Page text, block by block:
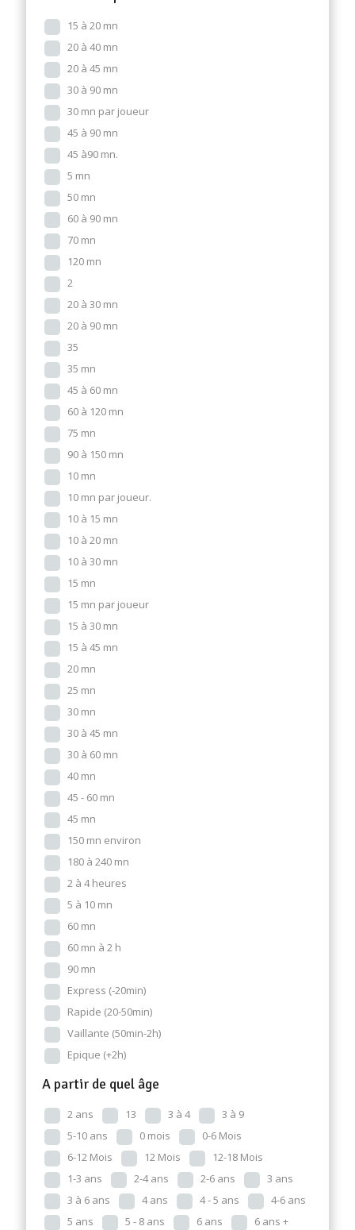
15 à 20 mn
20 à 40 mn
20 à 45 mn
30 à 90 mn
30 mn par joueur
45 à 90 mn
45 à90 mn.
5 mn
50 mn
60 à 90 mn
70 mn
120 mn
2
20 à 30 mn
20 à 90 mn
35
35 mn
45 à 60 mn
60 à 120 mn
75 mn
90 à 150 mn
10 mn
10 mn par joueur.
10 à 15 mn
10 à 20 mn
10 à 30 mn
15 mn
15 mn par joueur
15 à 30 mn
15 à 45 mn
20 mn
25 mn
30 mn
30 à 45 mn
30 à 60 mn
40 mn
45 - 60 mn
45 mn
150 mn environ
180 à 240 mn
2 à 4 heures
5 à 10 mn
60 mn
60 mn à 2 h
90 mn
Express (-20min)
Rapide (20-50min)
Vaillante (50min-2h)
Epique (+2h)
A partir de quel âge
2 ans 13 3 à 4
3 à 9
5-10 ans
0 mois
0-6 Mois
6-12 Mois
12 Mois
12-18 Mois
1-3 ans
2-4 ans 2-6 ans
3 ans
3 à 6 ans
4 ans 4 - 5 ans
4-6 ans
5 ans
5 - 8 ans 6 ans
6 ans +